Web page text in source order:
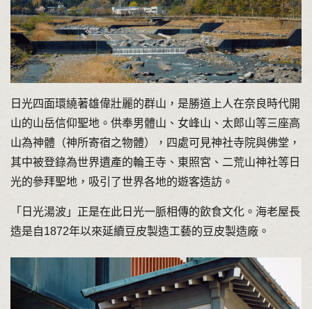
日光四面環繞著雄偉壯麗的群山，是勝道上人在奈良時代開
山的山岳信仰聖地。供奉男體山、女峰山、太郎山等三座高
山為神體（神所寄宿之物體），四處可見神社寺院與佛堂，
其中被登錄為世界遺產的輪王寺、東照宮、二荒山神社等日
光的參拜聖地，吸引了世界各地的遊客造訪。
「日光湯波」正是在此日光一脈相傳的飲食文化。海老屋長
造是自1872年以來延續豆皮製造工藝的豆皮製造廠。